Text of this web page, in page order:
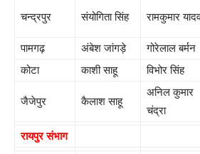
चन्द्रपुर संयोगिता सिंह रामकुमार
पामगढ़
अंबेश जांगड़े गोरेलाल बर्मन
कोटा
काशी साहू विभोर सिंह
जैजेपुर कैलाश साहू
अनिल कुमार
चंद्रा
रायपुर संभाग